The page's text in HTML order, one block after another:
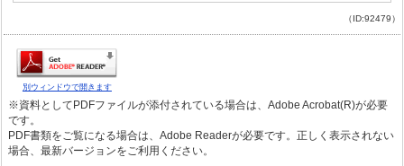
（ID:92479）
別ウィンドウで開きます
※資料としてPDFファイルが添付されている場合は、Adobe Acrobat(R)が必要
です。
PDF書類をご覧になる場合は、Adobe Readerが必要です。正しく表示されない
場合、最新バージョンをご利用ください。